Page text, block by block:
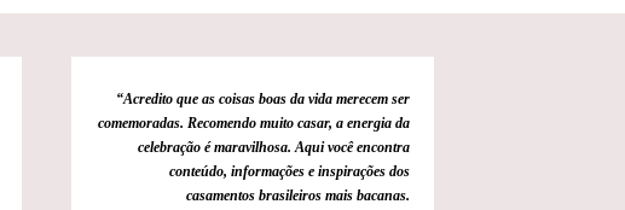
“Acredito que as coisas boas da vida merecem ser
comemoradas. Recomendo muito casar, a energia da
celebração é maravilhosa. Aqui você encontra
conteúdo, informações e inspirações dos
casamentos brasileiros mais bacanas.